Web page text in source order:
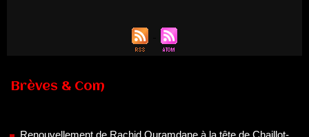
Brèves & Com